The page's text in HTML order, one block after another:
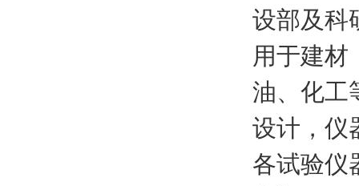
设部及科
用于建材
油、化工
设计，仪
各试验仪